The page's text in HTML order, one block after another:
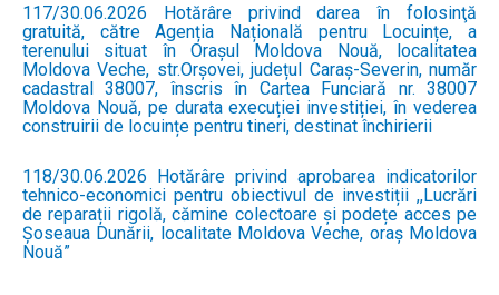
117/30.06.2026 Hotărâre privind darea în folosinţă
gratuită, către Agenția Națională pentru Locuințe, a
terenului situat în Orașul Moldova Nouă, localitatea
Moldova Veche, str.Orșovei, județul Caraș-Severin, număr
cadastral 38007, înscris în Cartea Funciară nr. 38007
Moldova Nouă, pe durata execuției investiției, în vederea
construirii de locuințe pentru tineri, destinat închirierii
118/30.06.2026 Hotărâre privind aprobarea indicatorilor
tehnico-economici pentru obiectivul de investiții ,,Lucrări
de reparații rigolă, cămine colectoare și podețe acces pe
Șoseaua Dunării, localitate Moldova Veche, oraș Moldova
Nouă”